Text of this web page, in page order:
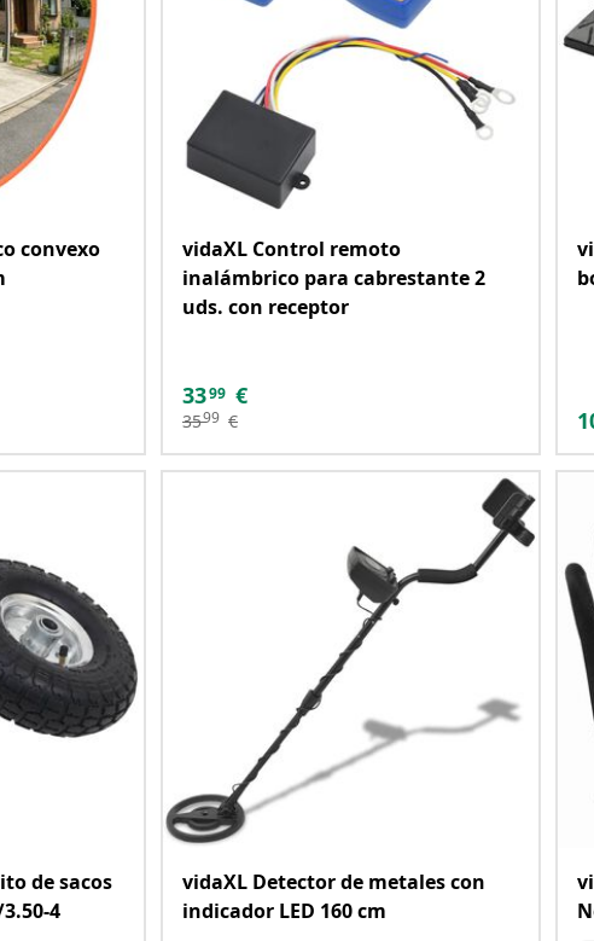
convexo
vidaXL Control remoto
inalámbrico para cabrestante 2
uds. con receptor
3399 €
3599 €
de sacos
4
vidaXL Detector de metales con
indicador LED 160 cm